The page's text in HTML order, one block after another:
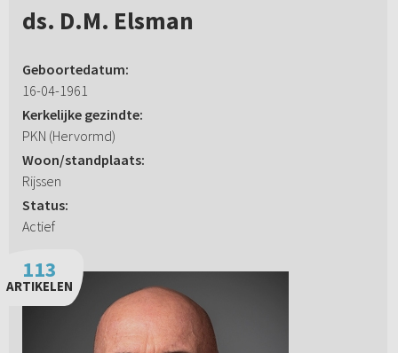
ds. D.M. Elsman
Geboortedatum:
16-04-1961
Kerkelijke gezindte:
PKN (Hervormd)
Woon/standplaats:
Rijssen
Status:
Actief
113
ARTIKELEN